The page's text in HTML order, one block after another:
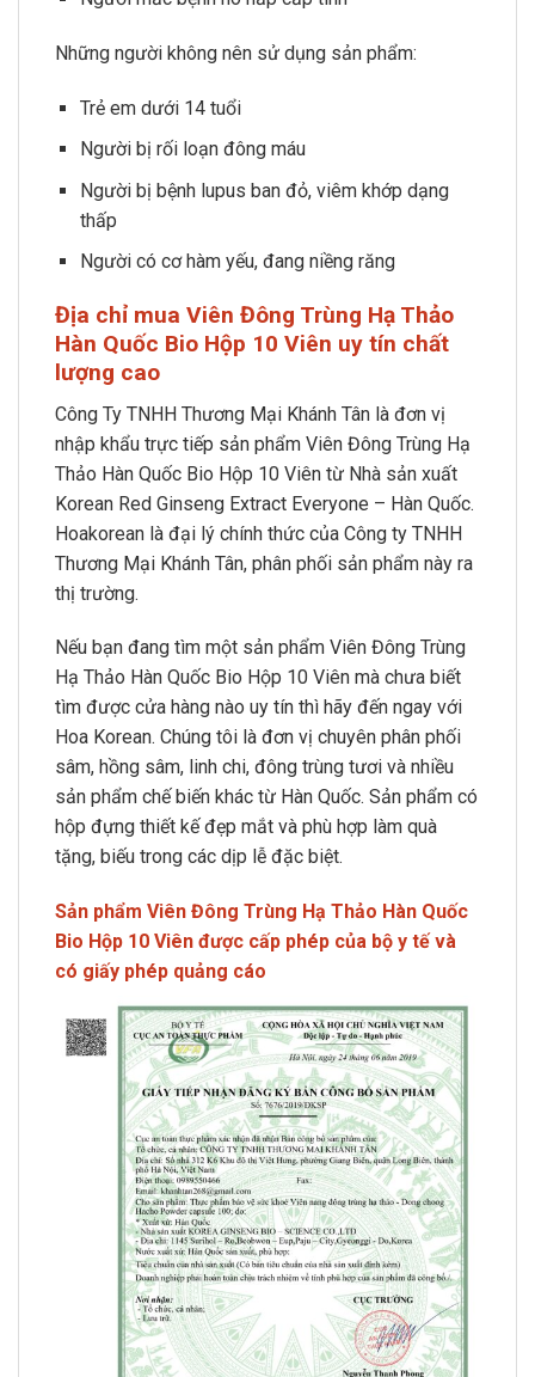
Những người không nên sử dụng sản phẩm:
Trẻ em dưới 14 tuổi
Người bị rối loạn đông máu
Người bị bệnh lupus ban đỏ, viêm khớp dạng
thấp
Người có cơ hàm yếu, đang niềng răng
Địa chỉ mua Viên Đông Trùng Hạ Thảo
Hàn Quốc Bio Hộp 10 Viên uy tín chất
lượng cao
Công Ty TNHH Thương Mại Khánh Tân là đơn vị
nhập khẩu trực tiếp sản phẩm Viên Đông Trùng Hạ
Thảo Hàn Quốc Bio Hộp 10 Viên từ Nhà sản xuất
Korean Red Ginseng Extract Everyone – Hàn Quốc.
Hoakorean là đại lý chính thức của Công ty TNHH
Thương Mại Khánh Tân, phân phối sản phẩm này ra
thị trường.
Nếu bạn đang tìm một sản phẩm Viên Đông Trùng
Hạ Thảo Hàn Quốc Bio Hộp 10 Viên mà chưa biết
tìm được cửa hàng nào uy tín thì hãy đến ngay với
Hoa Korean. Chúng tôi là đơn vị chuyên phân phối
sâm, hồng sâm, linh chi, đông trùng tươi và nhiều
sản phẩm chế biến khác từ Hàn Quốc. Sản phẩm có
hộp đựng thiết kế đẹp mắt và phù hợp làm quà
tặng, biếu trong các dịp lễ đặc biệt.
Sản phẩm Viên Đông Trùng Hạ Thảo Hàn Quốc
Bio Hộp 10 Viên được cấp phép của bộ y tế và
có giấy phép quảng cáo